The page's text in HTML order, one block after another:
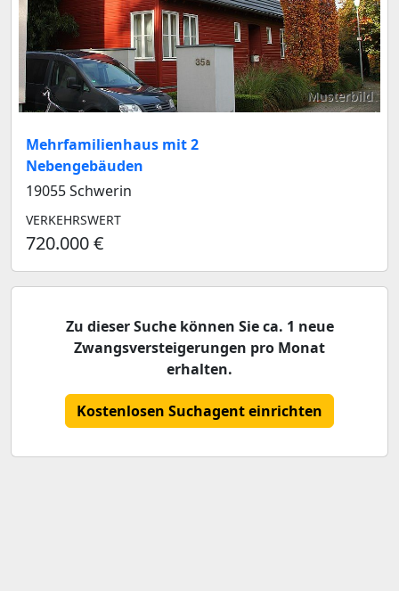
Musterbild
Mehrfamilienhaus mit 2
Nebengebäuden
19055 Schwerin
VERKEHRSWERT
720.000 €
Zu dieser Suche können Sie ca. 1 neue
Zwangsversteigerungen pro Monat
erhalten.
Kostenlosen Suchagent einrichten